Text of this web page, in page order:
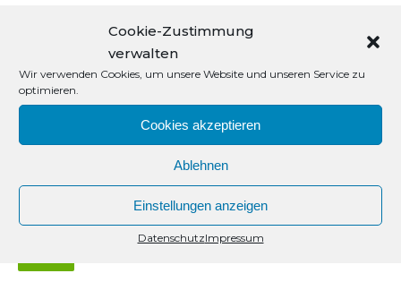
Cookie-Zustimmung
verwalten
Wir verwenden Cookies, um unsere Website und unseren Service zu
optimieren.
Cookies akzeptieren
Ablehnen
Einstellungen anzeigen
DatenschutzImpressum
Der Unterschied zwischen Refill und Rebuild oder
Remanufactured (Refill) –Bei Billigprodukten, häufig
in osteuropäischen oder asiatischen Staaten “Made in China”
Tonerkartuschen grob gereinigt und mit einfachem Standard-
Tonerpulver aufgefüllt. Es reicht aber nicht aus einfach Pulver in
einer Tonerkartusche zu befühlen, alle Verschleißteile an einer
Tonerkartusche oder Tintenpatrone vom Originalhersteller nur
auf die angegebene Druckleistung ausgelegt sind,…